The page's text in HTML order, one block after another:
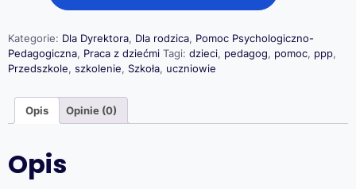
psychologiczno-
Kategorie: Dla Dyrektora, Dla rodzica, Pomoc Psychologiczno-
Pedagogiczna, Praca z dziećmi Tagi: dzieci, pedagog, pomoc, ppp,
Przedszkole, szkolenie, Szkoła, uczniowie
Opis Opinie (0)
Opis